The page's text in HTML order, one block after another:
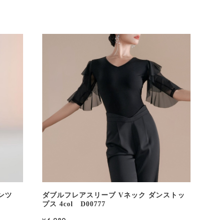
ツ
ダブルフレアスリーブ Vネック ダンストッ
プス 4col D00777